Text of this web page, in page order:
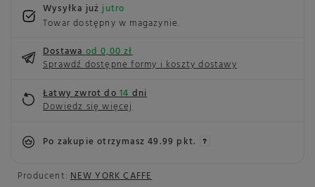
Producent: NEW YORK CAFFE
Wysyłka jużjutro
Towar dostępny w magazynie
Dostawaod 0,00 zł
Sprawdź dostępne formy i koszty dostawy
Łatwy zwrot do14dni
Dowiedz się więcej
Po zakupie otrzymasz49.99 pkt.